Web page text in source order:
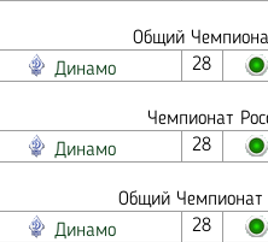
Общий
Динамо 28
Чемпионат
Динамо 28
Общий
Динамо 28